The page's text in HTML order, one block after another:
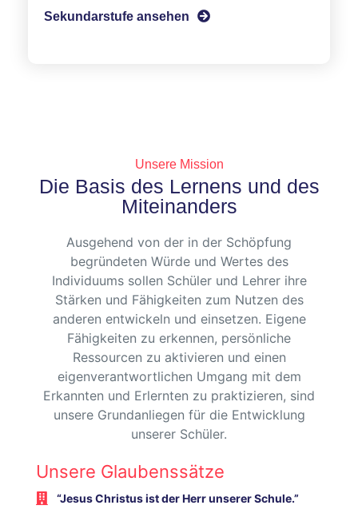
Sekundarstufe ansehen
Unsere Mission
Die Basis des Lernens und des
Miteinanders
Ausgehend von der in der Schöpfung
begründeten Würde und Wertes des
Individuums sollen Schüler und Lehrer ihre
Stärken und Fähigkeiten zum Nutzen des
anderen entwickeln und einsetzen. Eigene
Fähigkeiten zu erkennen, persönliche
Ressourcen zu aktivieren und einen
eigenverantwortlichen Umgang mit dem
Erkannten und Erlernten zu praktizieren, sind
unsere Grundanliegen für die Entwicklung
unserer Schüler.
Unsere Glaubenssätze
“Jesus Christus ist der Herr unserer Schule.”